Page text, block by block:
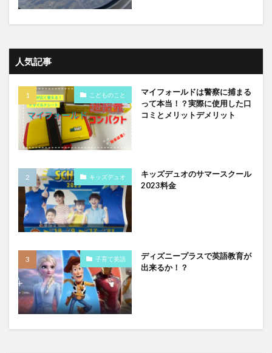
人気記事
こどものこと
マイフォールドは警察に捕まる
って本当！？実際に使用した口
コミとメリットデメリット
キッズデュオ
キッズデュオのサマースクール
2023料金
子育て英語
ディズニープラスで英語教育が
出来るか！？